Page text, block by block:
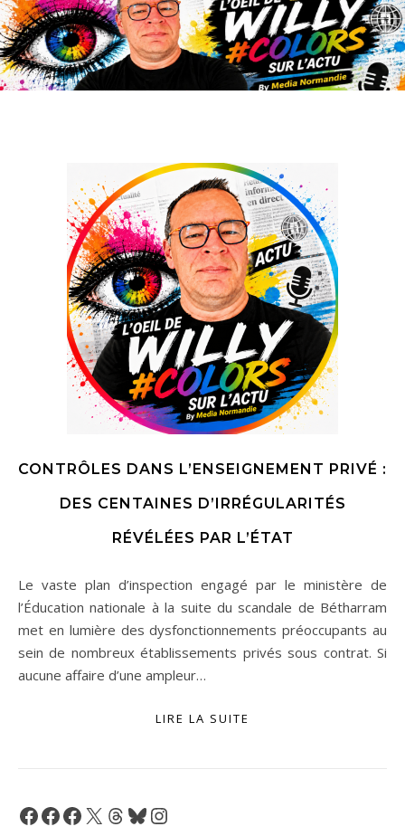
CONTRÔLES DANS L’ENSEIGNEMENT PRIVÉ :
DES CENTAINES D’IRRÉGULARITÉS
RÉVÉLÉES PAR L’ÉTAT
Le vaste plan d’inspection engagé par le ministère de
l’Éducation nationale à la suite du scandale de Bétharram
met en lumière des dysfonctionnements préoccupants au
sein de nombreux établissements privés sous contrat. Si
aucune affaire d’une ampleur…
LIRE LA SUITE
Facebook
Facebook
Facebook
X Threads
BlueskyInstagram